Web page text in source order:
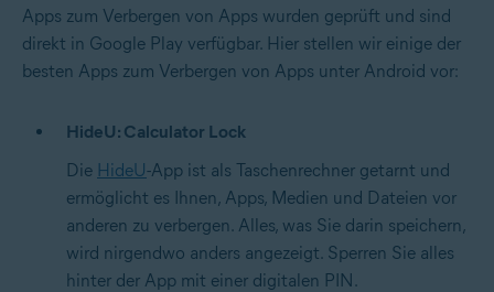
Apps zum Verbergen von Apps wurden geprüft und sind
direkt in Google Play verfügbar. Hier stellen wir einige der
besten Apps zum Verbergen von Apps unter Android vor:
HideU: Calculator Lock
Die HideU-App ist als Taschenrechner getarnt und
ermöglicht es Ihnen, Apps, Medien und Dateien vor
anderen zu verbergen. Alles, was Sie darin speichern,
wird nirgendwo anders angezeigt. Sperren Sie alles
hinter der App mit einer digitalen PIN.